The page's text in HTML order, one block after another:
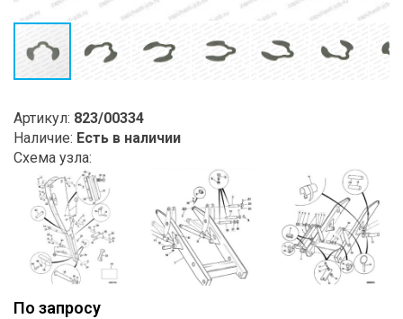
Артикул: 823/00334
Наличие: Есть в наличии
Схема узла:
По запросу